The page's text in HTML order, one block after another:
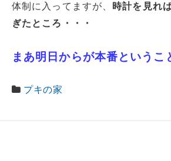
体制に入ってますが、
時計を見れ
ぎたところ・・・
まあ明日からが本番というこ
プキの家